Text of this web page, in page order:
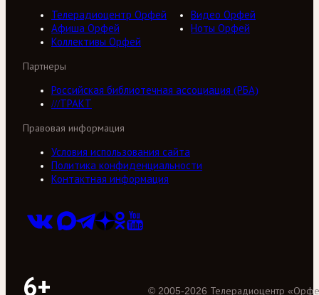
Телерадиоцентр Орфей
Видео Орфей
Афиша Орфей
Ноты Орфей
Коллективы Орфей
Партнеры
Российская библиотечная ассоциация (РБА)
///ТРАКТ
Правовая информация
Условия использования сайта
Политика конфиденциальности
Контактная информация
6+ © 2005-2026 Телерадиоцентр